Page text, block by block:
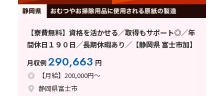
【寮費無料】資格を活かせる／取得もサポート◎／年
間休日１９０日／長期休暇あり／【静岡県 富士市加】
月収例290,663 円
【月給】200,000円～
静岡県富士市